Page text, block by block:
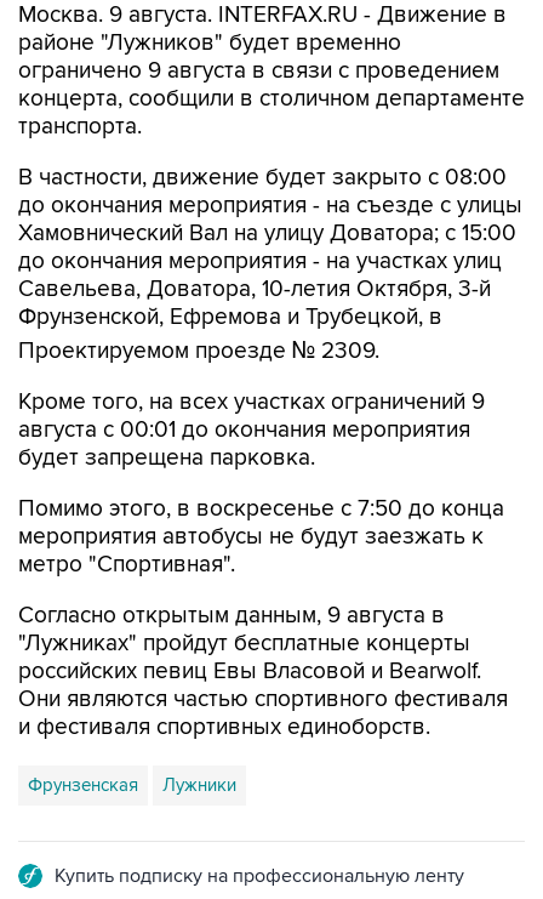
Москва. 9 августа. INTERFAX.RU - Движение в
районе "Лужников" будет временно
ограничено 9 августа в связи с проведением
концерта, сообщили в столичном департаменте
транспорта.
В частности, движение будет закрыто с 08:00
до окончания мероприятия - на съезде с улицы
Хамовнический Вал на улицу Доватора; с 15:00
до окончания мероприятия - на участках улиц
Савельева, Доватора, 10-летия Октября, 3-й
Фрунзенской, Ефремова и Трубецкой, в
Проектируемом проезде № 2309.
Кроме того, на всех участках ограничений 9
августа с 00:01 до окончания мероприятия
будет запрещена парковка.
Помимо этого, в воскресенье с 7:50 до конца
мероприятия автобусы не будут заезжать к
метро "Спортивная".
Согласно открытым данным, 9 августа в
"Лужниках" пройдут бесплатные концерты
российских певиц Евы Власовой и Bearwolf.
Они являются частью спортивного фестиваля
и фестиваля спортивных единоборств.
Фрунзенская Лужники
Купить подписку на профессиональную ленту